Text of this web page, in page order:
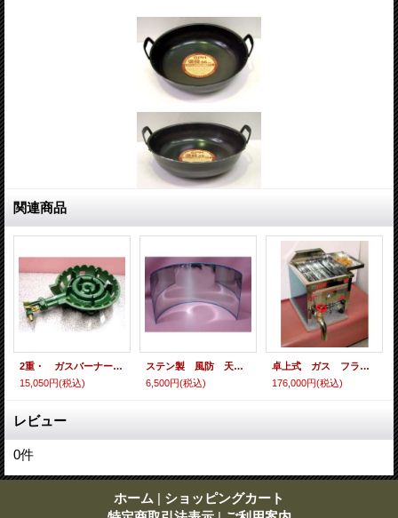
関連商品
2重・ ガスバーナー 鉄鋳物製
15,050円(税込)
ステン製 風防 天ぷら油ガード
6,500円(税込)
卓上式 ガス フライヤー
176,000円(税込)
レビュー
0件
ホーム | ショッピングカート